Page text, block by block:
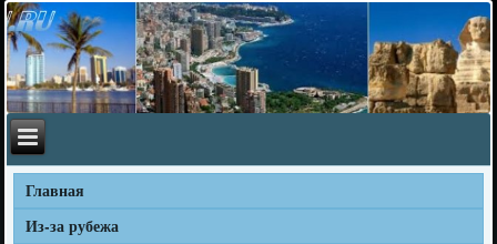
Главная
Из-за рубежа